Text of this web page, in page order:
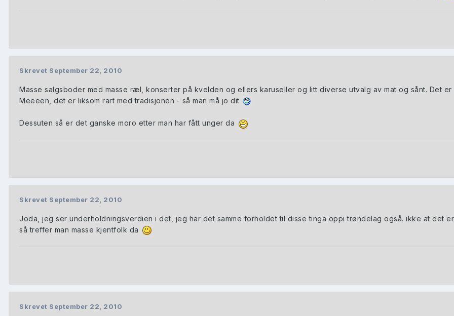
Skrevet September 22, 2010
Masse salgsboder med masse ræl, konserter på kvelden og ellers karuseller og litt diverse utvalg av mat og sånt. Det er
Meeeen, det er liksom rart med tradisjonen - så man må jo dit
Dessuten så er det ganske moro etter man har fått unger da
Skrevet September 22, 2010
Joda, jeg ser underholdningsverdien i det, jeg har det samme forholdet til disse tinga oppi trøndelag også. ikke at det
så treffer man masse kjentfolk da
Skrevet September 22, 2010